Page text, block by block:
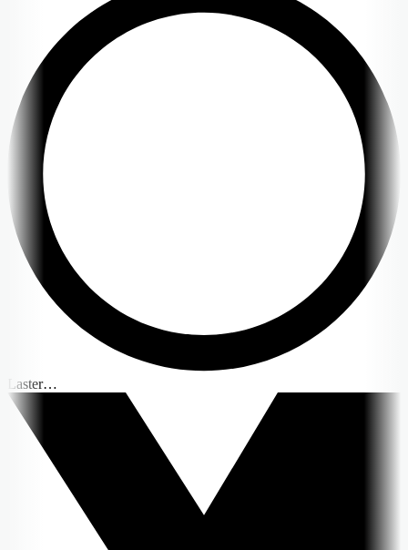
Laster…